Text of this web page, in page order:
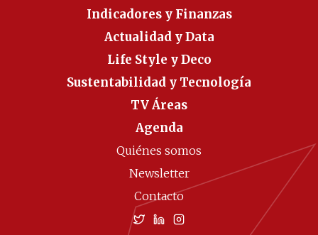
Indicadores y Finanzas
Actualidad y Data
Life Style y Deco
Sustentabilidad y Tecnología
TV Áreas
Agenda
Quiénes somos
Newsletter
Contacto